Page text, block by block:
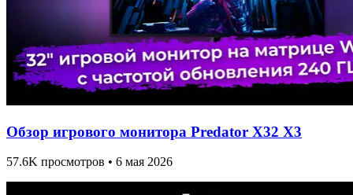
Обзор игрового монитора Predator X32 X3
57.6K просмотров • 6 мая 2026